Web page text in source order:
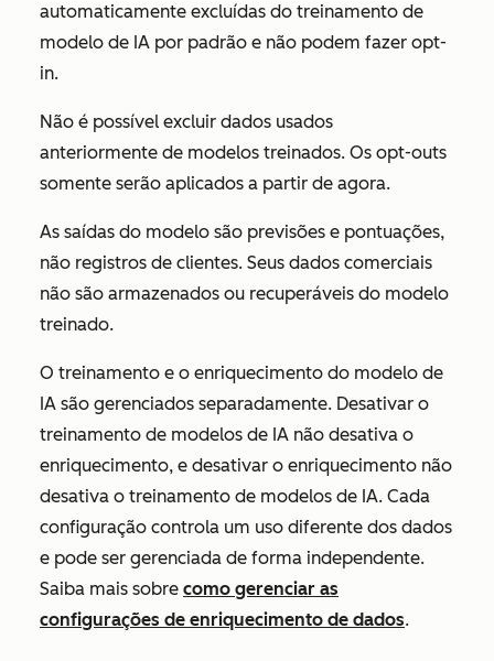
automaticamente excluídas do treinamento de
modelo de IA por padrão e não podem fazer opt-
in.
Não é possível excluir dados usados
anteriormente de modelos treinados. Os opt-outs
somente serão aplicados a partir de agora.
As saídas do modelo são previsões e pontuações,
não registros de clientes. Seus dados comerciais
não são armazenados ou recuperáveis do modelo
treinado.
O treinamento e o enriquecimento do modelo de
IA são gerenciados separadamente. Desativar o
treinamento de modelos de IA não desativa o
enriquecimento, e desativar o enriquecimento não
desativa o treinamento de modelos de IA. Cada
configuração controla um uso diferente dos dados
e pode ser gerenciada de forma independente.
Saiba mais sobre como gerenciar as
configurações de enriquecimento de dados.